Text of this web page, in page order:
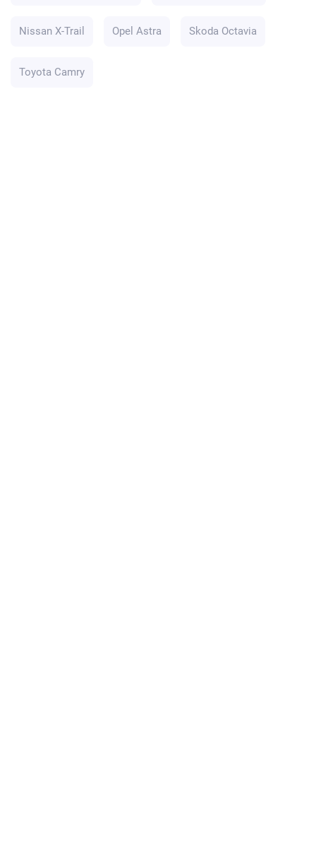
Nissan X-Trail Opel Astra Skoda Octavia
Toyota Camry